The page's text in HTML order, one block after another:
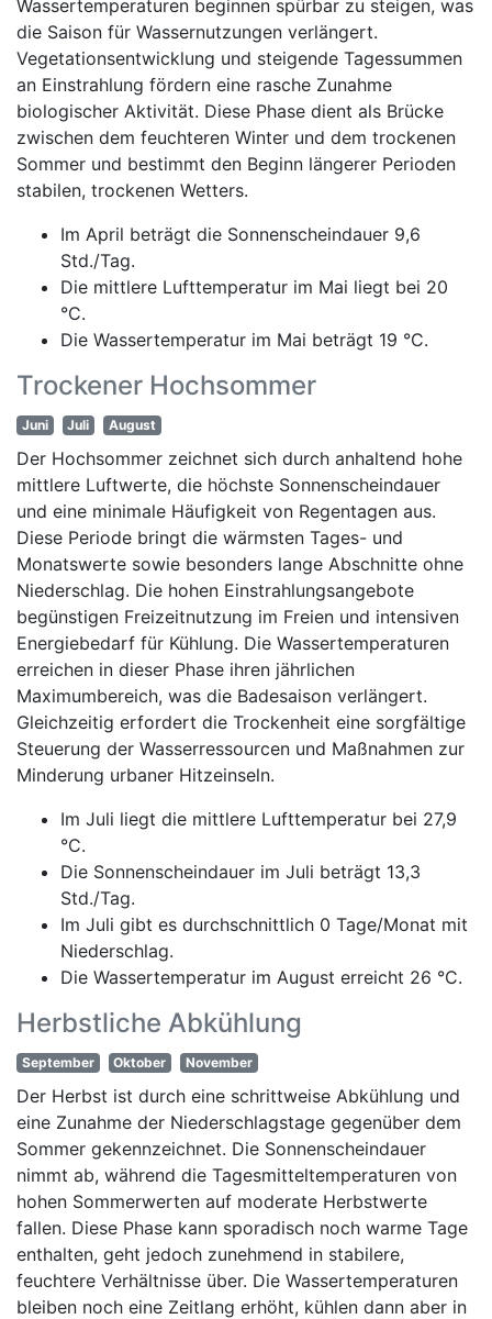
Wassertemperaturen beginnen spürbar zu steigen, was
die Saison für Wassernutzungen verlängert.
Vegetationsentwicklung und steigende Tagessummen
an Einstrahlung fördern eine rasche Zunahme
biologischer Aktivität. Diese Phase dient als Brücke
zwischen dem feuchteren Winter und dem trockenen
Sommer und bestimmt den Beginn längerer Perioden
stabilen, trockenen Wetters.
Im April beträgt die Sonnenscheindauer 9,6
Std./Tag.
Die mittlere Lufttemperatur im Mai liegt bei 20
°C.
Die Wassertemperatur im Mai beträgt 19 °C.
Trockener Hochsommer
Juni Juli August
Der Hochsommer zeichnet sich durch anhaltend hohe
mittlere Luftwerte, die höchste Sonnenscheindauer
und eine minimale Häufigkeit von Regentagen aus.
Diese Periode bringt die wärmsten Tages- und
Monatswerte sowie besonders lange Abschnitte ohne
Niederschlag. Die hohen Einstrahlungsangebote
begünstigen Freizeitnutzung im Freien und intensiven
Energiebedarf für Kühlung. Die Wassertemperaturen
erreichen in dieser Phase ihren jährlichen
Maximumbereich, was die Badesaison verlängert.
Gleichzeitig erfordert die Trockenheit eine sorgfältige
Steuerung der Wasserressourcen und Maßnahmen zur
Minderung urbaner Hitzeinseln.
Im Juli liegt die mittlere Lufttemperatur bei 27,9
°C.
Die Sonnenscheindauer im Juli beträgt 13,3
Std./Tag.
Im Juli gibt es durchschnittlich 0 Tage/Monat mit
Niederschlag.
Die Wassertemperatur im August erreicht 26 °C.
Herbstliche Abkühlung
September Oktober November
Der Herbst ist durch eine schrittweise Abkühlung und
eine Zunahme der Niederschlagstage gegenüber dem
Sommer gekennzeichnet. Die Sonnenscheindauer
nimmt ab, während die Tagesmitteltemperaturen von
hohen Sommerwerten auf moderate Herbstwerte
fallen. Diese Phase kann sporadisch noch warme Tage
enthalten, geht jedoch zunehmend in stabilere,
feuchtere Verhältnisse über. Die Wassertemperaturen
bleiben noch eine Zeitlang erhöht, kühlen dann aber in